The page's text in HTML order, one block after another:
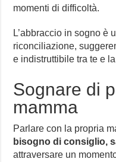
momenti di difficoltà.
L’abbraccio in sogno è
riconciliazione,
e indistruttibile tra te e
Sognare di
mamma
Parlare con la propria
bisogno di consiglio,
attraversare un